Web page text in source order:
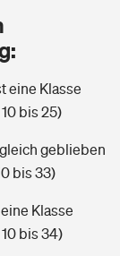
eine Klasse
bis 25)
geblieben
bis 33)
Klasse
bis 34)